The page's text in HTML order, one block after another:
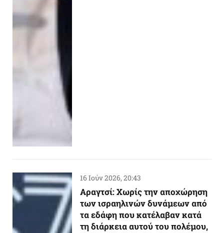
16 Ιούν 2026, 20:43
Αραγτσί: Χωρίς την αποχώρηση
των ισραηλινών δυνάμεων από
τα εδάφη που κατέλαβαν κατά
τη διάρκεια αυτού του πολέμου,